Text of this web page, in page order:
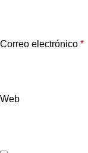
Correo electrónico *
Web